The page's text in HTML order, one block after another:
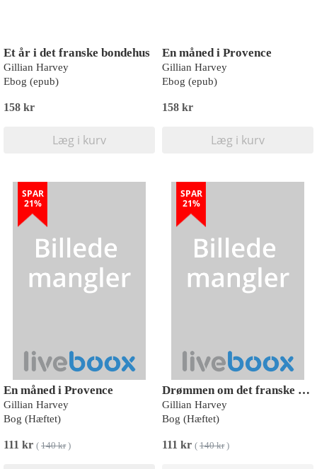
Et år i det franske bondehus
Gillian Harvey
Ebog (epub)
158 kr
Læg i kurv
En måned i Provence
Gillian Harvey
Ebog (epub)
158 kr
Læg i kurv
SPAR
21%
En måned i Provence
Gillian Harvey
Bog (Hæftet)
111 kr ( 140 kr)
SPAR
21%
Drømmen om det franske slot
Gillian Harvey
Bog (Hæftet)
111 kr ( 140 kr)